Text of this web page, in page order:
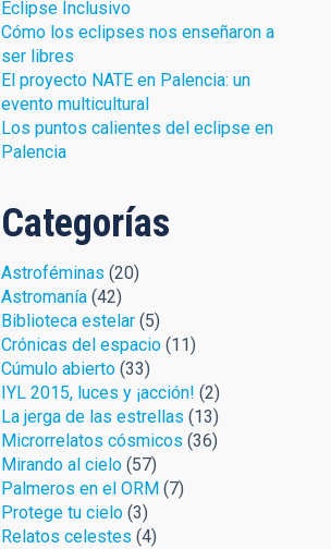
Eclipse Inclusivo
Cómo los eclipses nos enseñaron a
ser libres
El proyecto NATE en Palencia: un
evento multicultural
Los puntos calientes del eclipse en
Palencia
Categorías
Astroféminas (20)
Astromanía(42)
Biblioteca estelar(5)
Crónicas del espacio(11)
Cúmulo abierto(33)
IYL 2015, luces y ¡acción! (2)
La jerga de las estrellas (13)
Microrrelatos cósmicos (36)
Mirando al cielo(57)
Palmeros en el ORM(7)
Protege tu cielo(3)
Relatos celestes (4)